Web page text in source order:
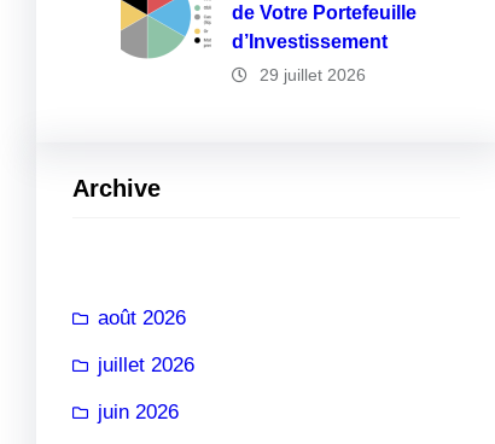
de Votre Portefeuille
d’Investissement
29 juillet 2026
Archive
août 2026
juillet 2026
juin 2026